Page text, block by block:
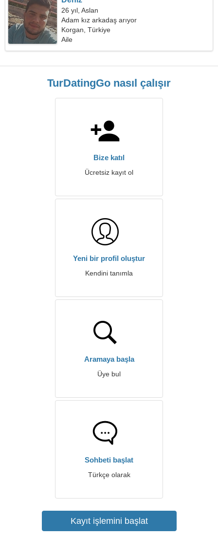
26 yıl, Aslan
Adam kız arkadaş arıyor
Korgan, Türkiye
Aile
TurDatingGo nasıl çalışır
Bize katıl
Ücretsiz kayıt ol
Yeni bir profil oluştur
Kendini tanımla
Aramaya başla
Üye bul
Sohbeti başlat
Türkçe olarak
Kayıt işlemini başlat